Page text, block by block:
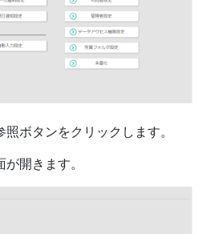
ボタンをクリックします。
開きます。